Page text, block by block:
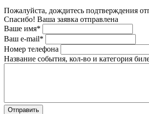
Пожалуйста, дождитесь подтверждения
Спасибо! Ваша заявка отправлена
Ваше имя*
Ваш e-mail*
Номер телефона
Название события, кол-во и категория